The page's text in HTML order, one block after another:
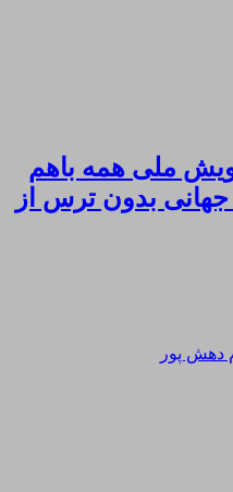
ملی همه باهم
بدون ترس از
دهش پور